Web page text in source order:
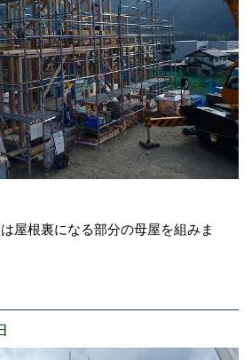
屋根裏になる部分の母屋を組みま